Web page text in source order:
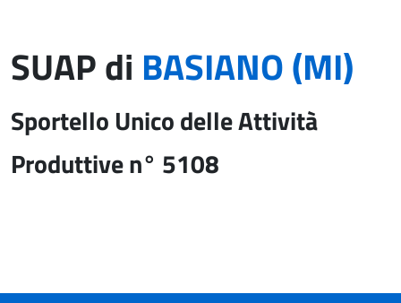
SUAP di BASIANO (MI)
Sportello Unico delle Attività
Produttive n° 5108